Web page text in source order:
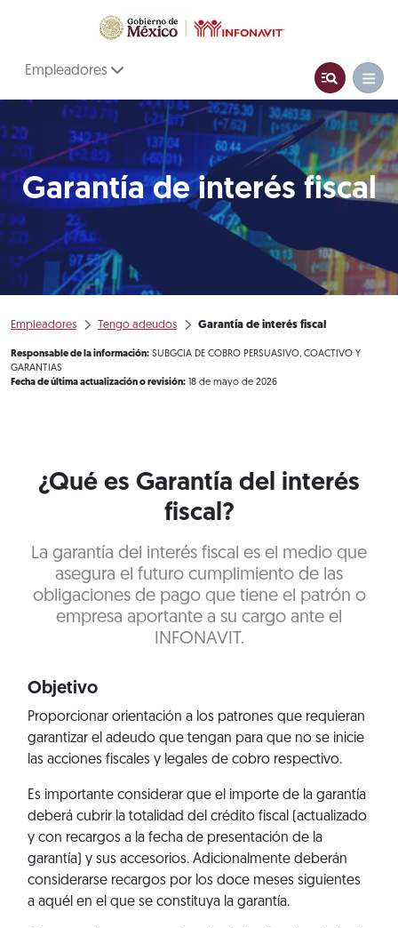
Empleadores
Garantía de interés fiscal
Empleadores Tengo adeudos Garantía de interés fiscal
Responsable de la información: SUBGCIA DE COBRO PERSUASIVO, COACTIVO Y
GARANTIAS
Fecha de última actualización o revisión: 18 de mayo de 2026
¿Qué es Garantía del interés
fiscal?
La garantía del interés fiscal es el medio que
asegura el futuro cumplimiento de las
obligaciones de pago que tiene el patrón o
empresa aportante a su cargo ante el
INFONAVIT.
Objetivo
Proporcionar orientación a los patrones que requieran
garantizar el adeudo que tengan para que no se inicie
las acciones fiscales y legales de cobro respectivo.
Es importante considerar que el importe de la garantía
deberá cubrir la totalidad del crédito fiscal (actualizado
y con recargos a la fecha de presentación de la
garantía) y sus accesorios. Adicionalmente deberán
considerarse recargos por los doce meses siguientes
a aquél en el que se constituya la garantía.